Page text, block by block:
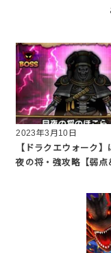
2023年3月10日
【ドラクエウォーク】
夜の将・強攻略【弱点